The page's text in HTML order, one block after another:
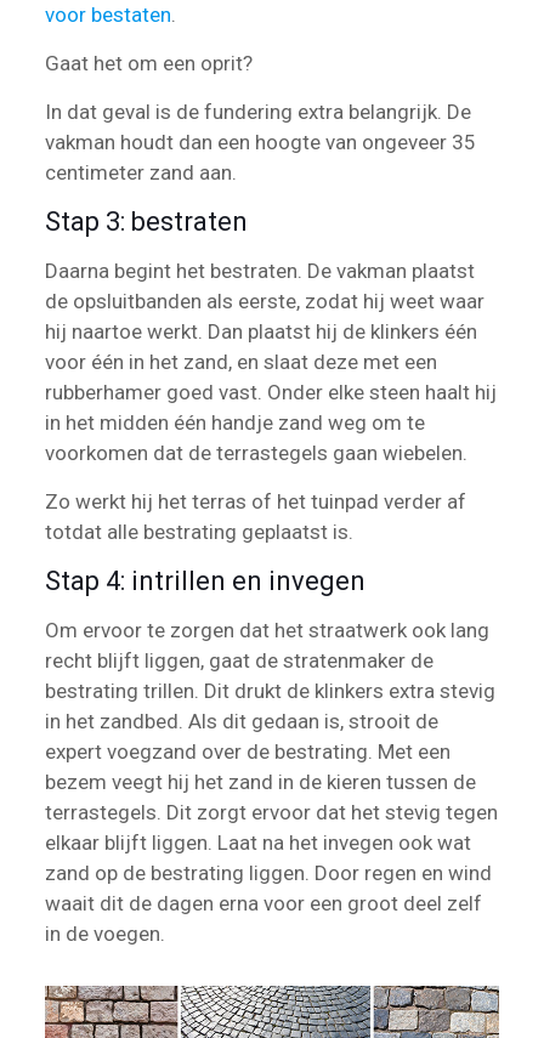
voor bestaten
Gaat het om een oprit?
In dat geval is de fundering extra belangrijk. De
vakman houdt dan een hoogte van ongeveer 35
centimeter zand aan.
Stap 3: bestraten
Daarna begint het bestraten. De vakman plaatst
de opsluitbanden als eerste, zodat hij weet waar
hij naartoe werkt. Dan plaatst hij de klinkers één
voor één in het zand, en slaat deze met een
rubberhamer goed vast. Onder elke steen haalt hij
in het midden één handje zand weg om te
voorkomen dat de terrastegels gaan wiebelen.
Zo werkt hij het terras of het tuinpad verder af
totdat alle bestrating geplaatst is.
Stap 4: intrillen en invegen
Om ervoor te zorgen dat het straatwerk ook lang
recht blijft liggen, gaat de stratenmaker de
bestrating trillen. Dit drukt de klinkers extra stevig
in het zandbed. Als dit gedaan is, strooit de
expert voegzand over de bestrating. Met een
bezem veegt hij het zand in de kieren tussen de
terrastegels. Dit zorgt ervoor dat het stevig tegen
elkaar blijft liggen. Laat na het invegen ook wat
zand op de bestrating liggen. Door regen en wind
waait dit de dagen erna voor een groot deel zelf
in de voegen.